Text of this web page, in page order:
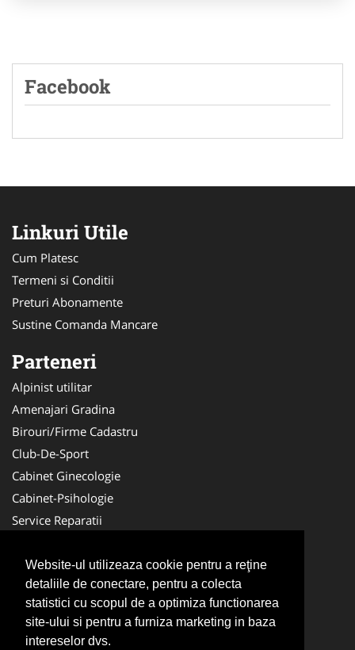
Website-ul utilizeaza cookie pentru a reţine
detaliile de conectare, pentru a colecta
statistici cu scopul de a optimiza functionarea
site-ului si pentru a furniza marketing in baza
intereselor dvs.
Facebook
Linkuri Utile
Cum Platesc
Termeni si Conditii
Preturi Abonamente
Sustine Comanda Mancare
Parteneri
Alpinist utilitar
Amenajari Gradina
Birouri/Firme Cadastru
Club-De-Sport
Cabinet Ginecologie
Cabinet-Psihologie
Service Reparatii
Nuntas
Medici Familie
Acupunctura
Antichitati Galerie